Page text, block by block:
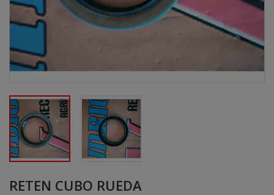
RETEN CUBO RUEDA